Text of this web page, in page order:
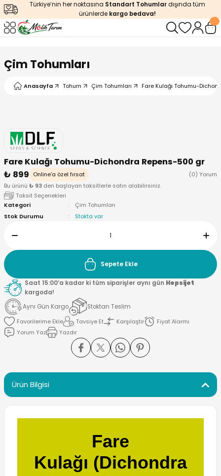
Türkiye’nin her noktasına Standart Tohumlardışında tüm
ürünlerde kargo bedava!
Çim Tohumları
Anasayfa Tohum Çim Tohumları Fare Kulağı Tohumu-
Fare Kulağı Tohumu-Dichondra Repens-500 gr
₺ 899
Online'a özel fırsat
(0) Yorum
Bu ürünü ₺ 93 den başlayan taksitlerle satın alabilirsiniz.
Taksit Seçenekleri
Kategori
Çim Tohumları
Stok Durumu
Stokta var
Sepete Ekle
Saat 15:00’a kadar ki tüm siparişler aynı gün Hepsijet
kargoda!
Aynı Gün Kargo
Stoktan Teslim
Tavsiye Et
Karşılaştır
Fiyat Alarmı
Yorum Yaz
Yazdır
Ürün Bilgisi
Fare
Kulağı (Dichondra
Geri Dön
Geri Dön
Geri Dön
Geri Dön
Ürünleri
Ürünleri
Geri Dön
Asit